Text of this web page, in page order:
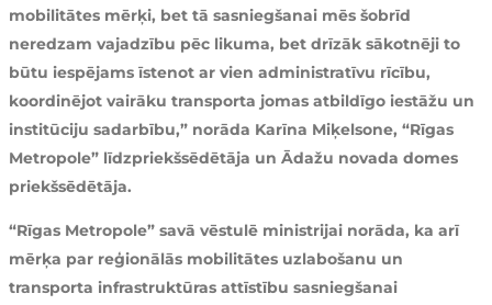
mobilitātes mērķi, bet tā sasniegšanai mēs šobrīd
neredzam vajadzību pēc likuma, bet drīzāk sākotnēji to
būtu iespējams īstenot ar vien administratīvu rīcību,
koordinējot vairāku transporta jomas atbildīgo iestāžu un
institūciju sadarbību,” norāda Karīna Miķelsone, “Rīgas
Metropole” līdzpriekšsēdētāja un Ādažu novada domes
priekšsēdētāja.
“Rīgas Metropole” savā vēstulē ministrijai norāda, ka arī
mērķa par reģionālās mobilitātes uzlabošanu un
transporta infrastruktūras attīstību sasniegšanai